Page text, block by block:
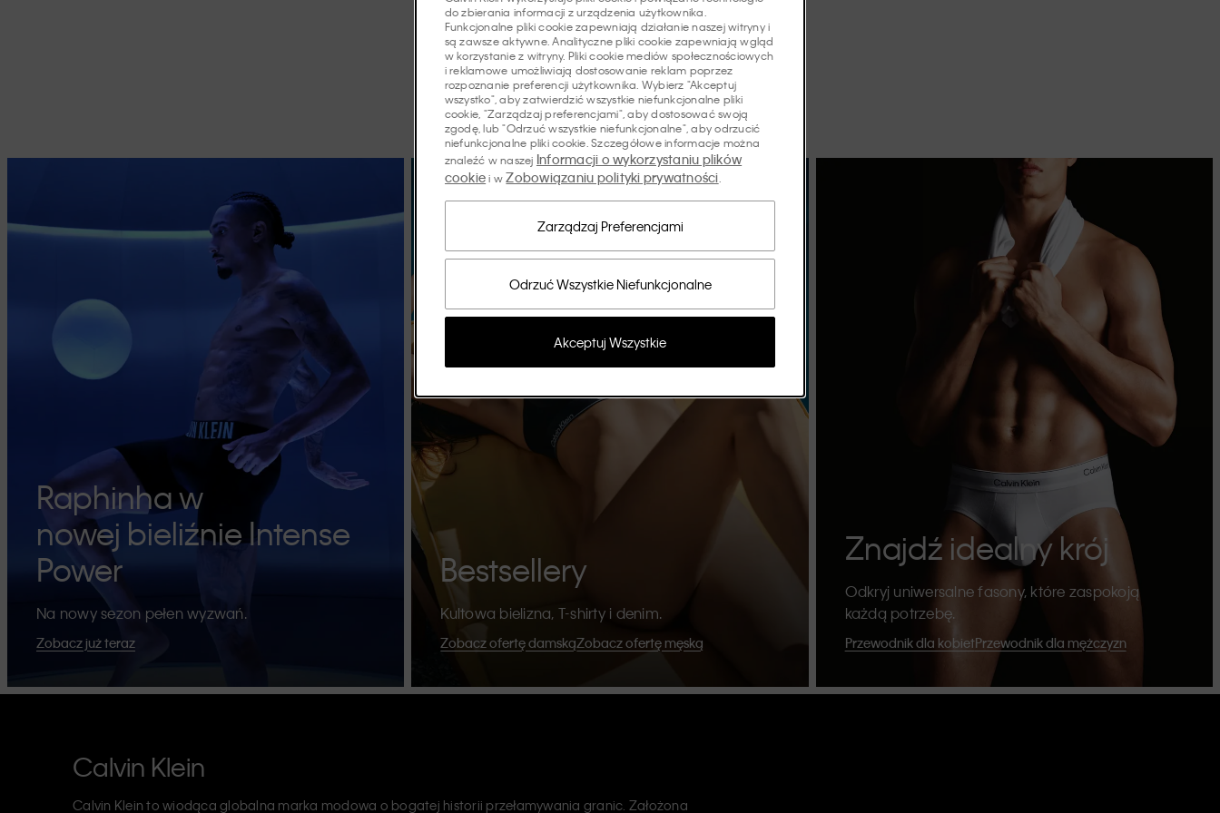
Artykuły
Odkryj historie sezonu.
Raphinha w
nowej bieliźnie Intense
Power
Na nowy sezon pełen wyzwań.
Zobacz już teraz
Bestsellery
Kultowa bielizna, T-shirty i denim.
Zobacz ofertę damskąZobacz ofertę męską
Znajdź idealny krój
Odkryj uniwersalne fasony, które zaspokoją
każdą potrzebę.
Przewodnik dla kobietPrzewodnik dla mężczyzn
Calvin Klein
Calvin Klein to wiodąca globalna marka modowa o bogatej historii przełamywania granic. Założona
do zbierania informacji z urządzenia użytkownika.
Funkcjonalne pliki cookie zapewniają działanie naszej witryny i
są zawsze aktywne. Analityczne pliki cookie zapewniają wgląd
w korzystanie z witryny. Pliki cookie mediów społecznościowych
i reklamowe umożliwiają dostosowanie reklam poprzez
rozpoznanie preferencji użytkownika. Wybierz "Akceptuj
wszystko", aby zatwierdzić wszystkie niefunkcjonalne pliki
cookie, "Zarządzaj preferencjami", aby dostosować swoją
zgodę, lub "Odrzuć wszystkie niefunkcjonalne", aby odrzucić
niefunkcjonalne pliki cookie. Szczegółowe informacje można
znaleźć w naszej Informacji o wykorzystaniu plików
cookiei wZobowiązaniu polityki prywatności
Odrzuć Wszystkie Niefunkcjonalne
Zarządzaj Preferencjami
Akceptuj Wszystkie